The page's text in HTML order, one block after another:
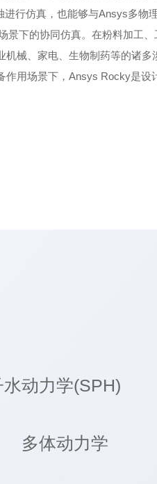
行仿真，也能够与Ansys多物
下的协同仿真。在粉料加工、
械、家电、生物制药等的诸多
作用场景下，Ansys Rocky是设
动力学(SPH)
多体动力学